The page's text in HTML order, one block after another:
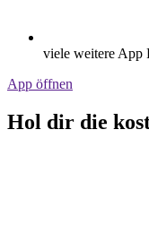
viele weitere App
App öffnen
Hol dir die